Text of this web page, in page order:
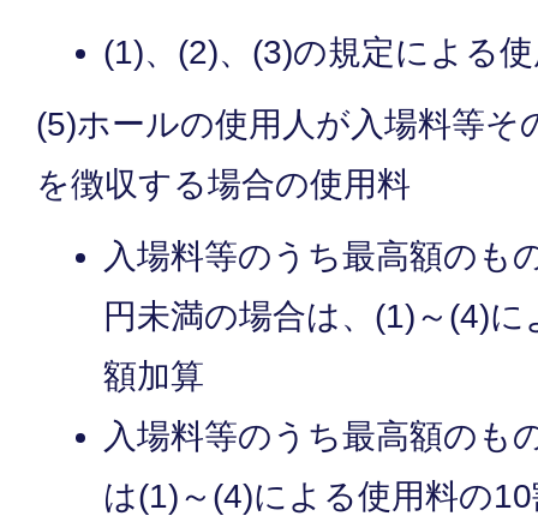
(1)、(2)、(3)の規定による
(5)ホールの使用人が入場料等そ
を徴収する場合の使用料
入場料等のうち最高額のも
円未満の場合は、(1)～(4)
額加算
入場料等のうち最高額のも
は(1)～(4)による使用料の